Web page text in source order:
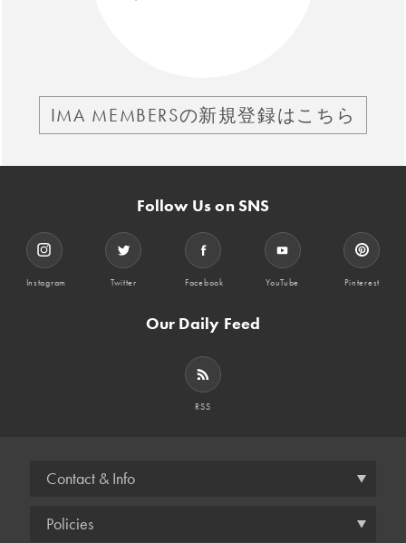
IMA MEMBERSの新規登録はこちら
Follow Us on SNS
Instagram Twitter Facebook YouTube Pinterest
Our Daily Feed
RSS
Contact & Info
Policies